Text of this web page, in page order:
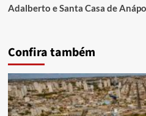
Adalberto e Santa Casa de
Confira também